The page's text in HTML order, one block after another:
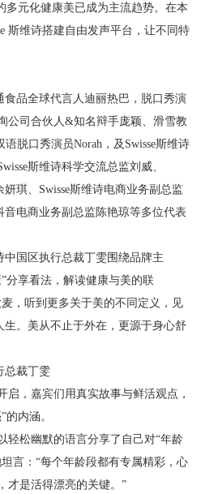
多元化健康美已成为主流趋势。在本
斯维诗搭建自由发声平台，让不同特
食品全球代言人迪丽热巴，脱口秀演
公司合伙人&知名辩手庞颖、滑雪教
脱口秀演员Norah，及Swisse斯维诗
斯维诗科学交流总监刘威、
妍琪、Swisse斯维诗电商业务副总监
音电商业务副总监陈艳琼等多位代表
中国区执行总裁丁雯围绕品牌主
分享看法，解读健康与美的联
，听到更多关于美的不同定义，见
生。美从不止于外在，更源于身心舒
总裁丁雯
启，嘉宾们用真实故事与鲜活观点，
的内涵。
轻松幽默的语言分享了自己对“年龄
言：“每个年龄段都有专属精彩，心
才是活得漂亮的关键。”